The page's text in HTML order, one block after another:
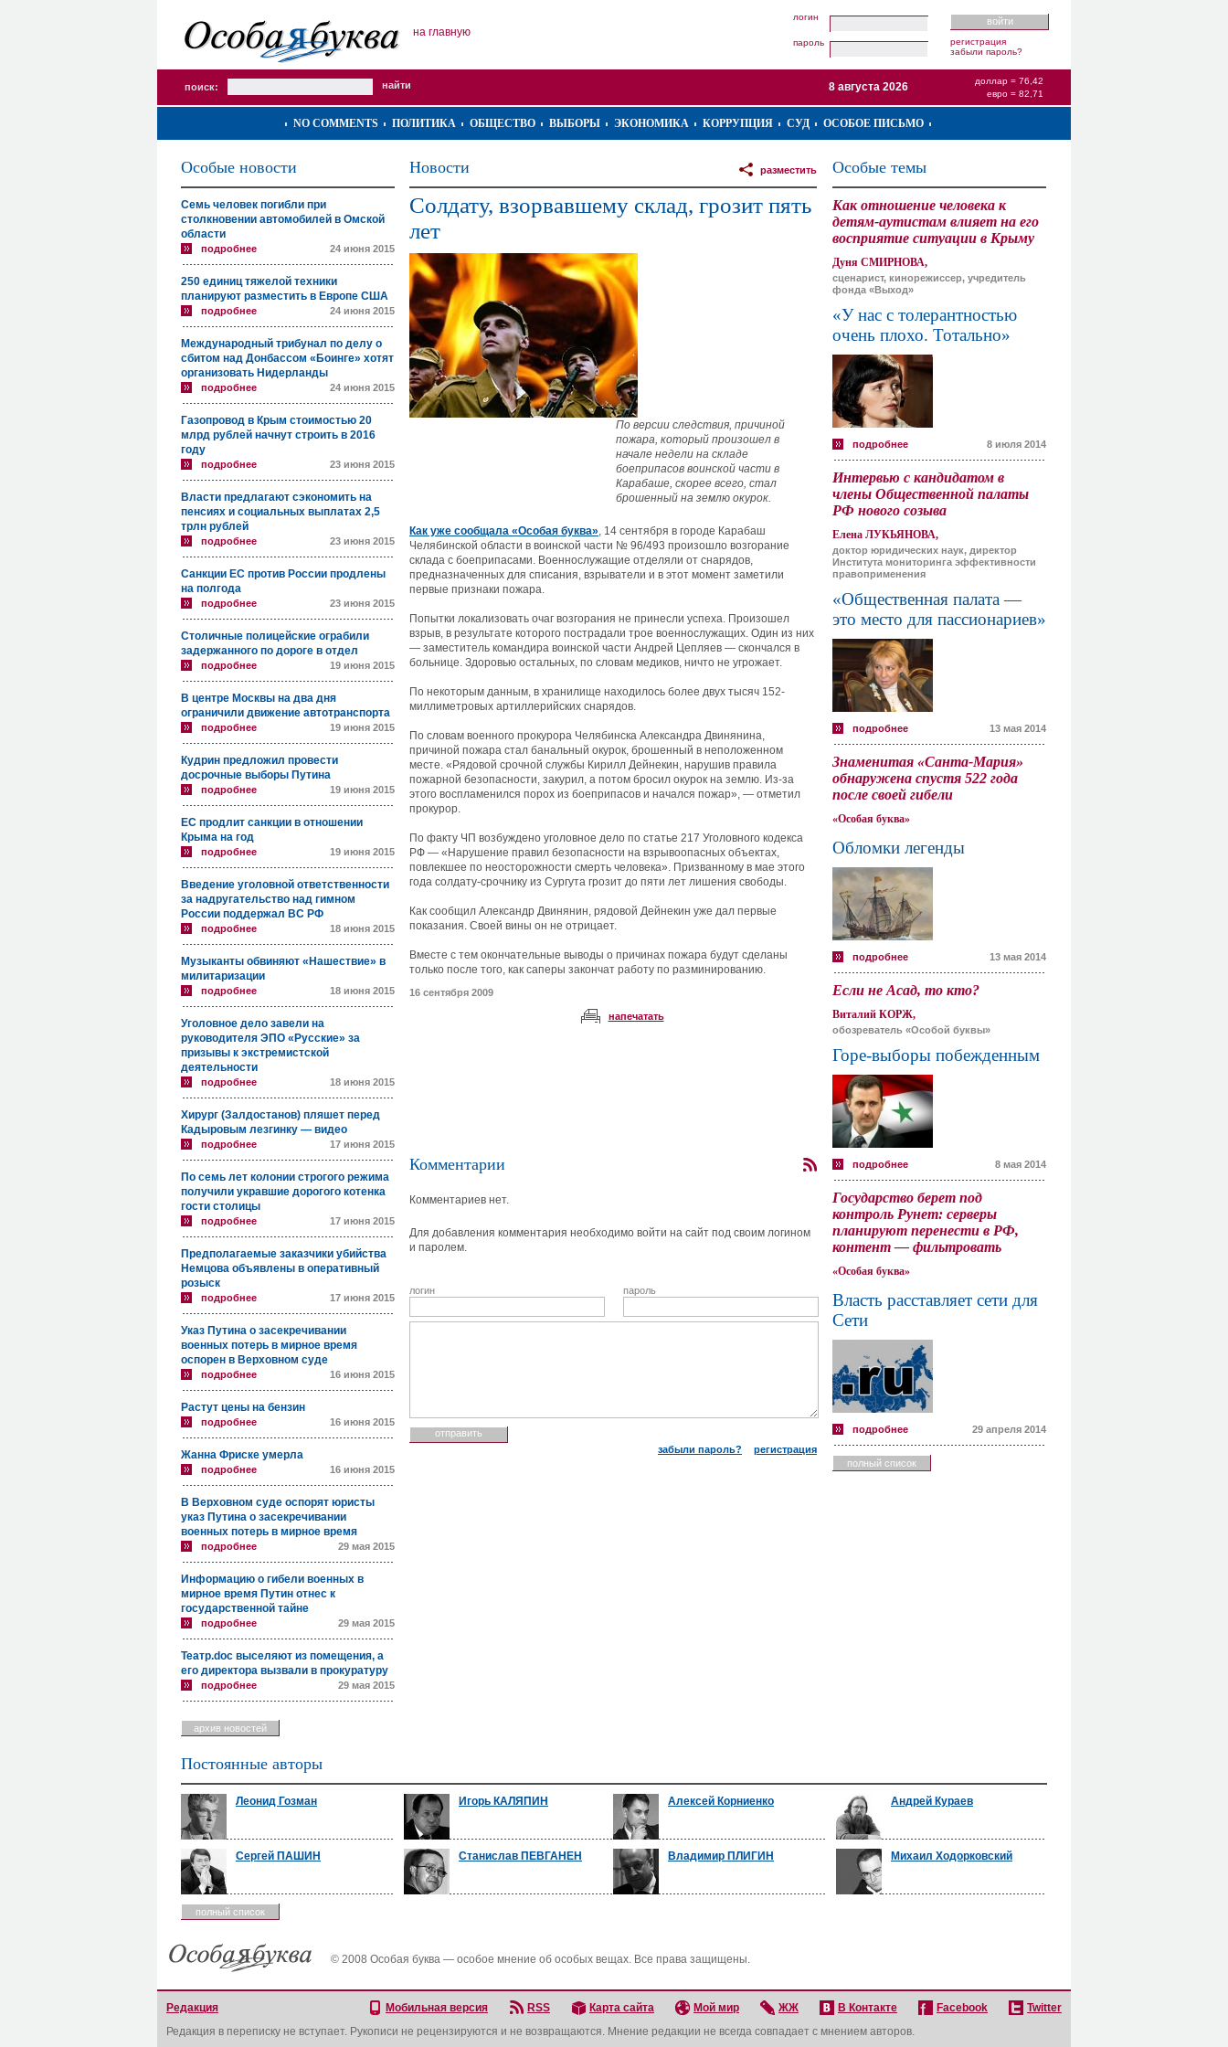
на главную
логин
пароль
регистрация
забыли пароль?
поиск:
доллар = 76,42
евро = 82,71
8 августа 2026
NO COMMENTS ПОЛИТИКА ОБЩЕСТВО ВЫБОРЫ ЭКОНОМИКА КОРРУПЦИЯ СУД ОСОБОЕ ПИСЬМО
Особые новости
Семь человек погибли при
столкновении автомобилей в Омской
области
подробнее 24 июня 2015
250 единиц тяжелой техники
планируют разместить в Европе США
подробнее 24 июня 2015
Международный трибунал по делу о
сбитом над Донбассом «Боинге» хотят
организовать Нидерланды
подробнее 24 июня 2015
Газопровод в Крым стоимостью 20
млрд рублей начнут строить в 2016
году
подробнее 23 июня 2015
Власти предлагают сэкономить на
пенсиях и социальных выплатах 2,5
трлн рублей
подробнее 23 июня 2015
Санкции ЕС против России продлены
на полгода
подробнее 23 июня 2015
Столичные полицейские ограбили
задержанного по дороге в отдел
подробнее 19 июня 2015
В центре Москвы на два дня
ограничили движение автотранспорта
подробнее 19 июня 2015
Кудрин предложил провести
досрочные выборы Путина
подробнее 19 июня 2015
ЕС продлит санкции в отношении
Крыма на год
подробнее 19 июня 2015
Введение уголовной ответственности
за надругательство над гимном
России поддержал ВС РФ
подробнее 18 июня 2015
Музыканты обвиняют «Нашествие» в
милитаризации
подробнее 18 июня 2015
Уголовное дело завели на
руководителя ЭПО «Русские» за
призывы к экстремистской
деятельности
подробнее 18 июня 2015
Хирург (Залдостанов) пляшет перед
Кадыровым лезгинку — видео
подробнее 17 июня 2015
По семь лет колонии строгого режима
получили укравшие дорогого котенка
гости столицы
подробнее 17 июня 2015
Предполагаемые заказчики убийства
Немцова объявлены в оперативный
розыск
подробнее 17 июня 2015
Указ Путина о засекречивании
военных потерь в мирное время
оспорен в Верховном суде
подробнее 16 июня 2015
Растут цены на бензин
подробнее 16 июня 2015
Жанна Фриске умерла
подробнее 16 июня 2015
В Верховном суде оспорят юристы
указ Путина о засекречивании
военных потерь в мирное время
подробнее 29 мая 2015
Информацию о гибели военных в
мирное время Путин отнес к
государственной тайне
подробнее 29 мая 2015
Театр.doc выселяют из помещения, а
его директора вызвали в прокуратуру
подробнее 29 мая 2015
архив новостей
Новости разместить
Солдату, взорвавшему склад, грозит пять
лет
По версии следствия, причиной
пожара, который произошел в
начале недели на складе
боеприпасов воинской части в
Карабаше, скорее всего, стал
брошенный на землю окурок.
Как уже сообщала «Особая буква», 14 сентября в городе Карабаш
Челябинской области в воинской части № 96/493 произошло возгорание
склада с боеприпасами. Военнослужащие отделяли от снарядов,
предназначенных для списания, взрыватели и в этот момент заметили
первые признаки пожара.
Попытки локализовать очаг возгорания не принесли успеха. Произошел
взрыв, в результате которого пострадали трое военнослужащих. Один из них
— заместитель командира воинской части Андрей Цепляев — скончался в
больнице. Здоровью остальных, по словам медиков, ничто не угрожает.
По некоторым данным, в хранилище находилось более двух тысяч 152-
миллиметровых артиллерийских снарядов.
По словам военного прокурора Челябинска Александра Двинянина,
причиной пожара стал банальный окурок, брошенный в неположенном
месте. «Рядовой срочной службы Кирилл Дейнекин, нарушив правила
пожарной безопасности, закурил, а потом бросил окурок на землю. Из-за
этого воспламенился порох из боеприпасов и начался пожар», — отметил
прокурор.
По факту ЧП возбуждено уголовное дело по статье 217 Уголовного кодекса
РФ — «Нарушение правил безопасности на взрывоопасных объектах,
повлекшее по неосторожности смерть человека». Призванному в мае этого
года солдату-срочнику из Сургута грозит до пяти лет лишения свободы.
Как сообщил Александр Двинянин, рядовой Дейнекин уже дал первые
показания. Своей вины он не отрицает.
Вместе с тем окончательные выводы о причинах пожара будут сделаны
только после того, как саперы закончат работу по разминированию.
16 сентября 2009
напечатать
Комментарии
Комментариев нет.
Для добавления комментария необходимо войти на сайт под своим логином
и паролем.
логин пароль
забыли пароль? регистрация
Особые темы
Как отношение человека к
детям-аутистам влияет на его
восприятие ситуации в Крыму
Дуня СМИРНОВА,
сценарист, кинорежиссер, учредитель
фонда «Выход»
«У нас с толерантностью
очень плохо. Тотально»
подробнее 8 июля 2014
Интервью с кандидатом в
члены Общественной палаты
РФ нового созыва
Елена ЛУКЬЯНОВА,
доктор юридических наук, директор
Института мониторинга эффективности
правоприменения
«Общественная палата —
это место для пассионариев»
подробнее 13 мая 2014
Знаменитая «Санта-Мария»
обнаружена спустя 522 года
после своей гибели
«Особая буква»
Обломки легенды
подробнее 13 мая 2014
Если не Асад, то кто?
Виталий КОРЖ,
обозреватель «Особой буквы»
Горе-выборы побежденным
подробнее 8 мая 2014
Государство берет под
контроль Рунет: серверы
планируют перенести в РФ,
контент — фильтровать
«Особая буква»
Власть расставляет сети для
Сети
подробнее 29 апреля 2014
полный список
Постоянные авторы
Леонид Гозман Игорь КАЛЯПИН Алексей Корниенко Андрей Кураев
Сергей ПАШИН Станислав ПЕВГАНЕН Владимир ПЛИГИН Михаил Ходорковский
полный список
© 2008 Особая буква — особое мнение об особых вещах. Все права защищены.
Редакция Мобильная версия RSS Карта сайта Мой мир ЖЖ В Контакте Facebook
Twitter
Редакция в переписку не вступает. Рукописи не рецензируются и не возвращаются. Мнение редакции не всегда совпадает с мнением авторов.